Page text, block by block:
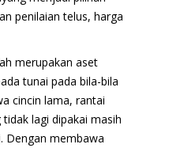
penilaian telus, harga
merupakan aset
tunai pada bila-bila
cincin lama, rantai
lagi dipakai masih
Dengan membawa